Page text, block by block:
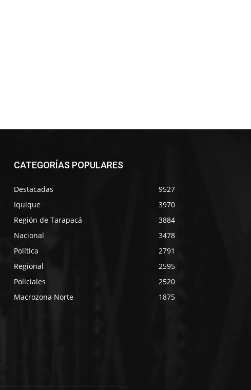
CATEGORÍAS POPULARES
Destacadas
9527
Iquique
3970
Región de Tarapacá
3884
Nacional
3478
Política
2791
Regional
2595
Policiales
2520
Macrozona Norte
1875